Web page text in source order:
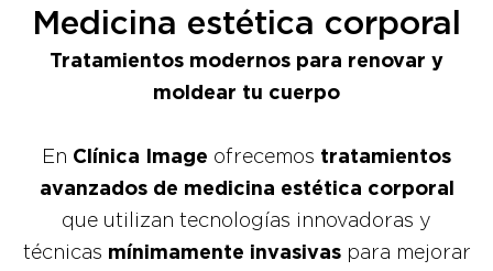
Medicina estética corporal
Tratamientos modernos para renovar y
moldear tu cuerpo
En Clínica Image ofrecemos tratamientos
avanzados de medicina estética corporal
que utilizan tecnologías innovadoras y
técnicas mínimamente invasivaspara mejorar